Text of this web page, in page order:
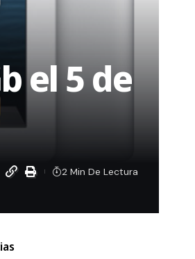
el 5 de
2 Min De Lectura